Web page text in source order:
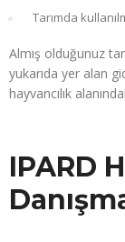
Tarımda
Almış olduğunuz
yukarıda yer alan
hayvancılık
IPARD